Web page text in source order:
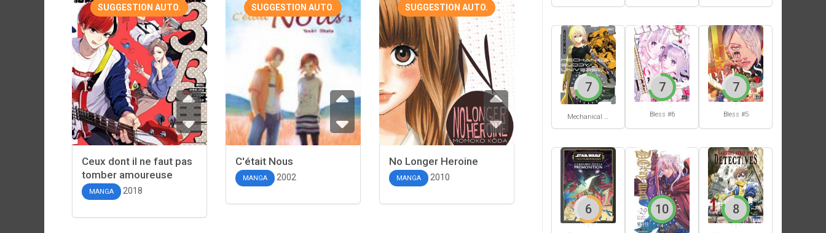
SUGGESTION AUTO.
Ceux dont il ne faut pas
tomber amoureuse
MANGA 2018
SUGGESTION AUTO.
C'était Nous
MANGA 2002
SUGGESTION AUTO.
No Longer Heroine
MANGA 2010
Mechanical Buddy Universe #0
7
Bless #6
7
Bless #5
7
6 10 8